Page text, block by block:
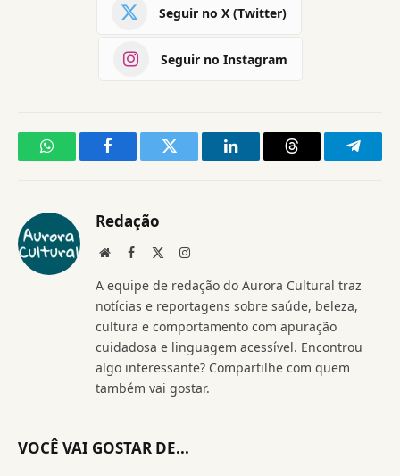
Seguir no X (Twitter)
Seguir no Instagram
WhatsAppFacebookTwitter LinkedInThreads
Redação
WebsiteFacebook Instagram
A equipe de redação do Aurora Cultural traz
notícias e reportagens sobre saúde, beleza,
cultura e comportamento com apuração
cuidadosa e linguagem acessível. Encontrou
algo interessante? Compartilhe com quem
também vai gostar.
VOCÊ VAI GOSTAR DE...